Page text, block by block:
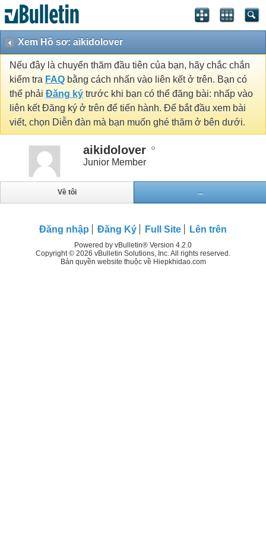
Xem Hồ sơ: aikidolover
Nếu đây là chuyến thăm đầu tiên của bạn, hãy chắc chắn
kiểm tra FAQ bằng cách nhấn vào liên kết ở trên. Bạn có
thể phải Đăng ký trước khi bạn có thể đăng bài: nhấp vào
liên kết Đăng ký ở trên để tiến hành. Để bắt đầu xem bài
viết, chọn Diễn đàn mà bạn muốn ghé thăm ở bên dưới.
aikidolover
Junior Member
Về tôi ...
Đăng nhập Đăng Ký Full Site Lên trên
Powered by vBulletin® Version 4.2.0
Copyright © 2026 vBulletin Solutions, Inc. All rights reserved.
Bản quyền website thuộc về Hiepkhidao.com